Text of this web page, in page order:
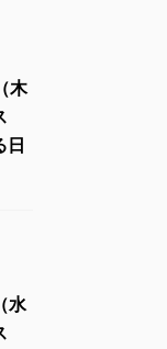
木
日
水